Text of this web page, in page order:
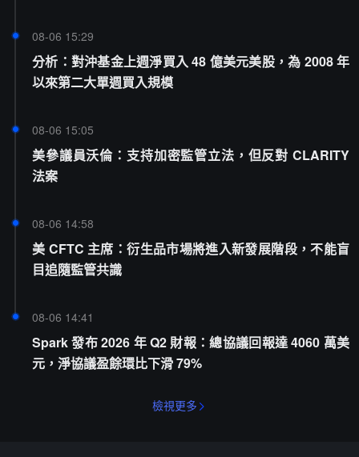
08-06 15:29
分析：對沖基金上週淨買入 48 億美元美股，為 2008 年
以來第二大單週買入規模
08-06 15:05
美參議員沃倫：支持加密監管立法，但反對 CLARITY
法案
08-06 14:58
美 CFTC 主席：衍生品市場將進入新發展階段，不能盲
目追隨監管共識
08-06 14:41
Spark 發布 2026 年 Q2 財報：總協議回報達 4060 萬美
元，淨協議盈餘環比下滑 79%
檢視更多